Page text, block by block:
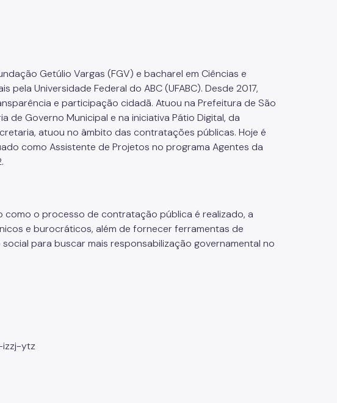
Getúlio Vargas (FGV) e bacharel em Ciências e
pela Universidade Federal do ABC (UFABC). Desde 2017,
e participação cidadã. Atuou na Prefeitura de São
de Governo Municipal e na iniciativa Pátio Digital, da
atuou no âmbito das contratações públicas. Hoje é
como Assistente de Projetos no programa Agentes da
o processo de contratação pública é realizado, a
e burocráticos, além de fornecer ferramentas de
para buscar mais responsabilização governamental no
izzj-ytz